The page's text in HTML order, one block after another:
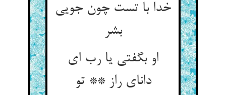
خدا با تست چون جویی
بشر
او بگفتی یا رب ای
دانای راز ** تو